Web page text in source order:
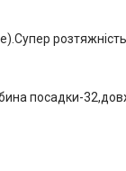
розтяжність
посадки-